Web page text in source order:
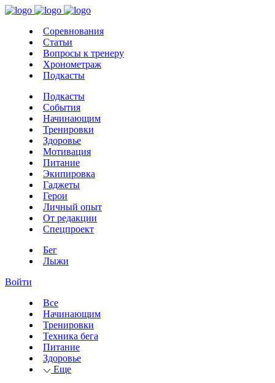
Соревнования
Статьи
Вопросы к тренеру
Хронометраж
Подкасты
Подкасты
События
Начинающим
Тренировки
Здоровье
Мотивация
Питание
Экипировка
Гаджеты
Герои
Личный опыт
От редакции
Спецпроект
Бег
Лыжи
Войти
Все
Начинающим
Тренировки
Техника бега
Питание
Здоровье
Еще